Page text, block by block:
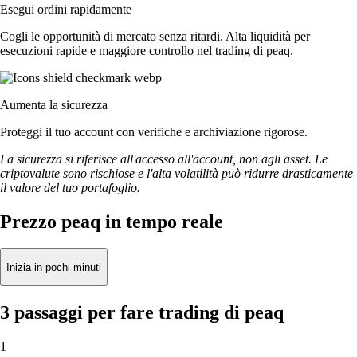
Esegui ordini rapidamente
Cogli le opportunità di mercato senza ritardi. Alta liquidità per
esecuzioni rapide e maggiore controllo nel trading di peaq.
Aumenta la sicurezza
Proteggi il tuo account con verifiche e archiviazione rigorose.
La sicurezza si riferisce all'accesso all'account, non agli asset. Le
criptovalute sono rischiose e l'alta volatilità può ridurre drasticamente
il valore del tuo portafoglio.
Prezzo peaq in tempo reale
Inizia in pochi minuti
3 passaggi per fare trading di peaq
1